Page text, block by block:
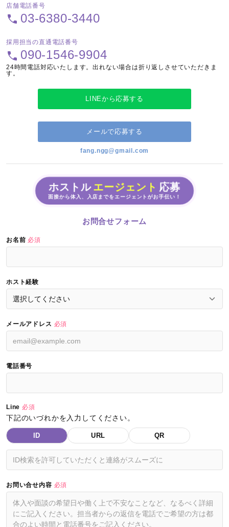
店舗電話番号
03-6380-3440
採用担当の直通電話番号
090-1546-9904
24時間電話対応いたします。出れない場合は折り返しさせていただきま
す。
LINEから応募する
メールで応募する
fang.ngg@gmail.com
ホストル エージェント 応募
面接から体入、入店までをエージェントがお手伝い！
お問合せフォーム
お名前 必須
ホスト経験
メールアドレス 必須
電話番号
Line 必須
下記のいづれかを入力してください。
ID URL QR
お問い合せ内容 必須